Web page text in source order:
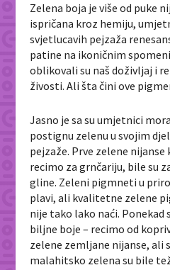
Zelena boja je više od puke
ispričana kroz hemiju,
svjetlucavih pejzaža
patine na ikoničnim
oblikovali su naš doživljaj i
živosti. Ali šta čini ove
Jasno je sa su umjetnici
postignu zelenu u svojim
pejzaže. Prve zelene
recimo za grnčariju, bile su
gline. Zeleni pigmneti u
plavi, ali kvalitetne zelene
nije tako lako naći. Ponekad
biljne boje – recimo od
zelene zemljane nijanse, ali
malahitsko zelena su bile